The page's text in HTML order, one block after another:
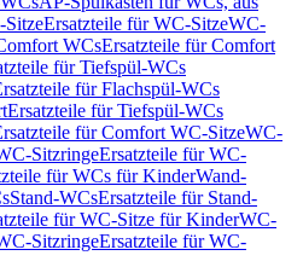
SitzeErsatzteile für WC-SitzeWC-
WCsErsatzteile für Comfort
für Tiefspül-WCs
für Flachspül-WCs
Ersatzteile für Tiefspül-WCs
für Comfort WC-SitzeWC-
SitzringeErsatzteile für WC-
für WCs für KinderWand-
Stand-WCsErsatzteile für Stand-
für WC-Sitze für KinderWC-
SitzringeErsatzteile für WC-